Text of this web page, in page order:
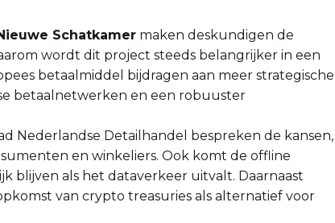
Schatkamer maken deskundigen de
wordt dit project steeds belangrijker in een
betaalmiddel bijdragen aan meer strategische
betaalnetwerken en een robuuster
Nederlandse Detailhandel bespreken de kansen,
en winkeliers. Ook komt de offline
blijven als het dataverkeer uitvalt. Daarnaast
van crypto treasuries als alternatief voor